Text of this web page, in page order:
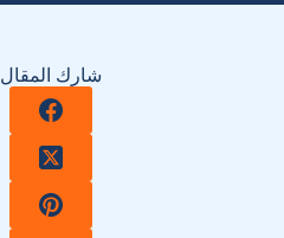
شارك المقال